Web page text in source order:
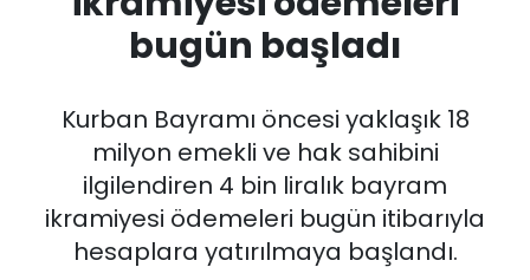
bugün başladı
Kurban Bayramı öncesi yaklaşık 18
milyon emekli ve hak sahibini
ilgilendiren 4 bin liralık bayram
ikramiyesi ödemeleri bugün itibarıyla
hesaplara yatırılmaya başlandı.